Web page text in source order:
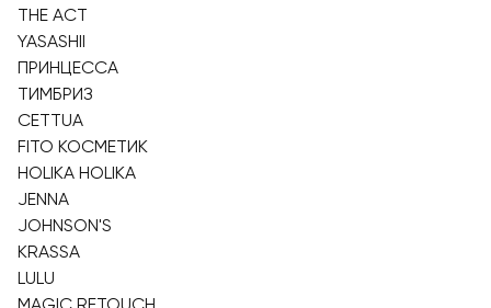
THE ACT
YASASHII
ПРИНЦЕССА
ТИМБРИЗ
CETTUA
FITO КОСМЕТИК
HOLIKA HOLIKA
JENNA
JOHNSON'S
KRASSA
LULU